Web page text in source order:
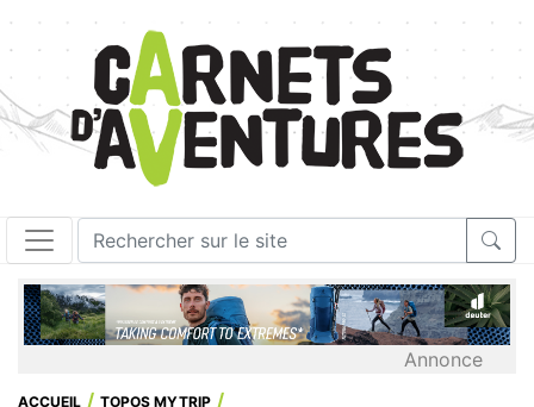
Annonce
ACCUEIL
TOPOS MYTRIP